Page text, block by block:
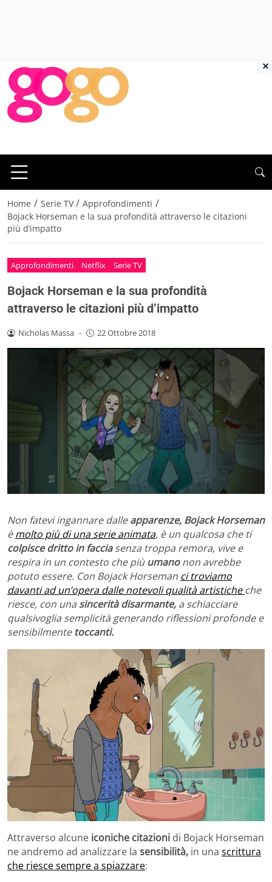
Home / Serie TV / Approfondimenti /
Bojack Horseman e la sua profondità attraverso le citazioni
più d’impatto
Approfondimenti Netflix Serie TV
Bojack Horseman e la sua profondità
attraverso le citazioni più d’impatto
Nicholas Massa - 22 Ottobre 2018
Non fatevi ingannare dalleapparenze, Bojack Horseman
èmolto più di una serie animata, è un qualcosa che ti
colpisce dritto in facciasenza troppa remora, vive e
respira in un contesto che più umanonon avrebbe
potuto essere. Con Bojack Horseman ci troviamo
davanti ad un’opera dalle notevoli qualità artisticheche
riesce, con una sincerità disarmante, a schiacciare
qualsivoglia semplicità generando riflessioni profonde e
sensibilmente toccanti.
Attraverso alcune iconiche citazioni di Bojack Horseman
ne andremo ad analizzare la sensibilità, in una scrittura
che riesce sempre a spiazzare:
×